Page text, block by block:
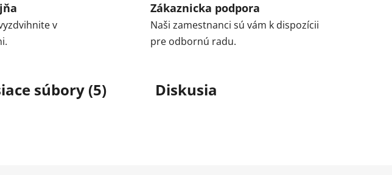
v
Zákaznicka podpora
Naši zamestnanci sú vám k dispozícii
pre odbornú radu.
súbory (5) Diskusia